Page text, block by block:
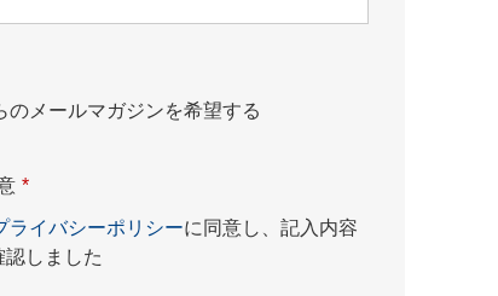
のメールマガジンを希望する
*
ライバシーポリシーに同意し、記入内容
しました